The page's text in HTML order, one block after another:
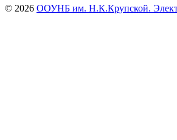
© 2026 ООУНБ им. Н.К.Крупской.